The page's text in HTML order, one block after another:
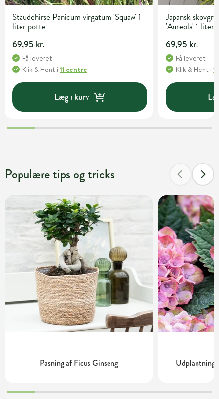
Staudehirse Panicum virgatum 'Squaw' 1
liter potte
69,95 kr.
Få leveret
Klik & Hent i 11 centre
Læg i kurv
Japansk
'Aureola' 1 liter
69,95 kr.
Få leveret
Klik & Hent i
Populære tips og tricks
Pasning af Ficus Ginseng Udplantning